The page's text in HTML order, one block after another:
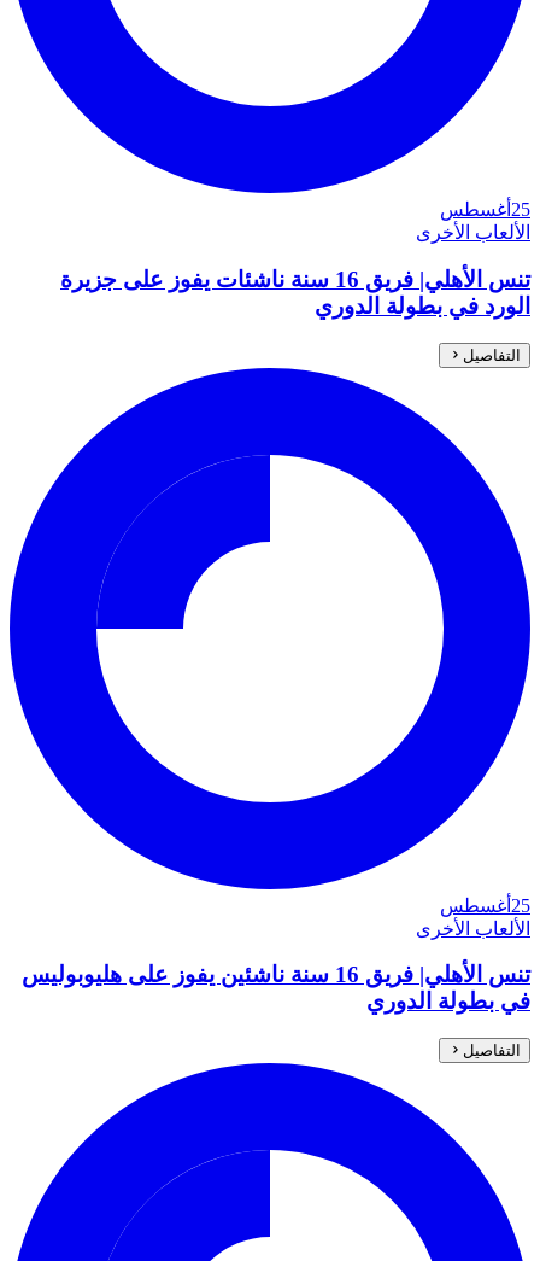
25 أغسطس
الألعاب الأخرى
تنس الأهلي| فريق 16 سنة ناشئات يفوز على جزيرة
الورد في بطولة الدوري
التفاصيل
25 أغسطس
الألعاب الأخرى
تنس الأهلي| فريق 16 سنة ناشئين يفوز على هليوبوليس
في بطولة الدوري
التفاصيل